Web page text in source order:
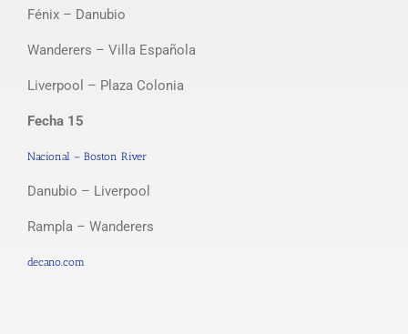
Fénix – Danubio
Wanderers – Villa Española
Liverpool – Plaza Colonia
Fecha 15
Nacional – Boston River
Danubio – Liverpool
Rampla – Wanderers
decano.com